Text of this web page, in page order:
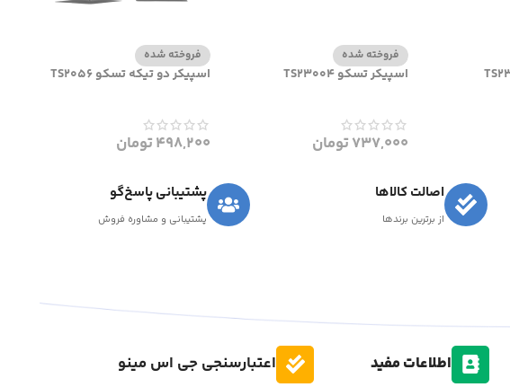
فروخته شده
اسپیکر تسکو TS23004
737,000تومان
فروخته شده
اسپیکر دو تیکه تسکو TS2056
498,200تومان
اصالت کالاها
از برترین برندها
پشتیبانی پاسخ‌گو
پشتیبانی و مشاوره فروش
اطلاعات مفید اعتبارسنجی جی اس مینو